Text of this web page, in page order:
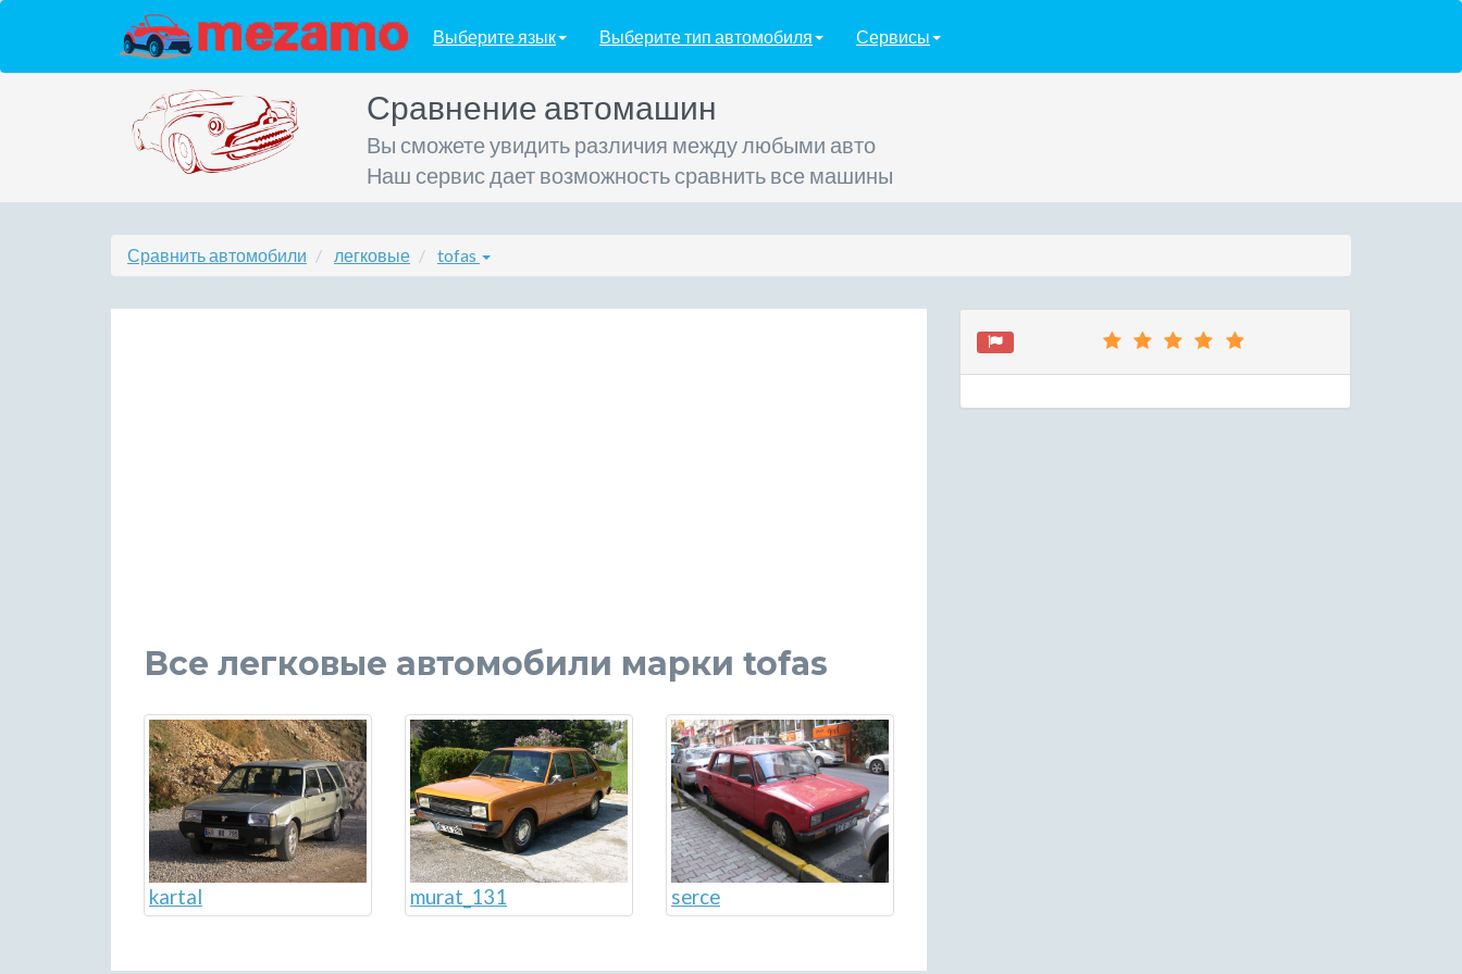
Выберите язык Выберите тип автомобиля Сервисы
Сравнение автомашин
Вы сможете увидить различия между любыми авто
Наш сервис дает возможность сравнить все машины
Сравнить автомобили легковые tofas
Все легковые автомобили марки tofas
kartal murat_131 serce